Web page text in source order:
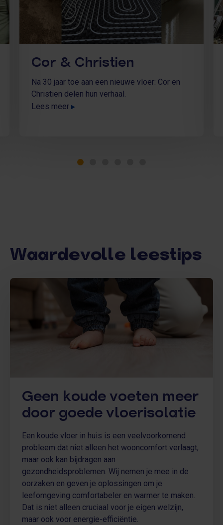
Cor & Christien
Na 30 jaar toe aan een nieuwe vloer: Cor en
Christien delen hun verhaal.
Lees meer
Waardevolle leestips
Geen koude voeten meer
door goede vloerisolatie
Een koude vloer in huis is een veelvoorkomend
probleem dat niet alleen het wooncomfort verlaagt,
maar ook kan bijdragen aan
gezondheidsproblemen. Wij nemen je mee in de
oorzaken en geven je oplossingen om je
leefomgeving comfortabeler en warmer te maken.
Dat is niet alleen cruciaal voor je eigen welzijn,
maar ook voor energie-efficiëntie.